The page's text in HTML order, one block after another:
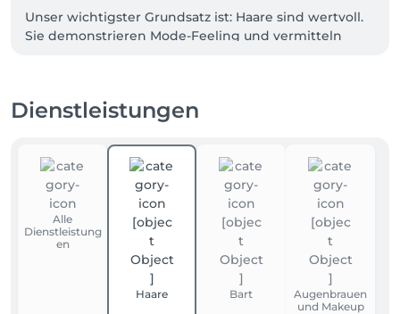
Unser wichtigster Grundsatz ist: Haare sind wertvoll.
Sie demonstrieren Mode-Feeling und vermitteln
kompetente Mitarbeiter mit viel Freude am Umgang
finden in unserem Salon genauso einen
vertrauensvollen Ansprechpartner wie Kunden mit
Sinn für trendige Kurzhaarfrisuren.
Lernen Sie unseren Salon und unsere
umfangreichen Dienstleistungen auf diesen Seiten
Dienstleistungen
Alle
Dienstleistung
en
Haare Bart
Augenbrauen
und Makeup